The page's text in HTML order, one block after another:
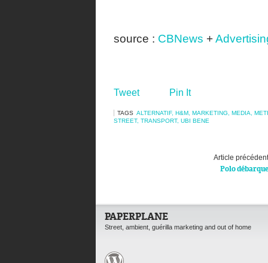
source : CBNews +
Tweet Pin It
TAGS ALTERNATIF, H&M MARKETING MEDIA
STREET, TRANSPORT, UBI BENE
Article précédent
Polo débarque
PAPERPLANE
Street, ambient, guérilla marketing and out of home